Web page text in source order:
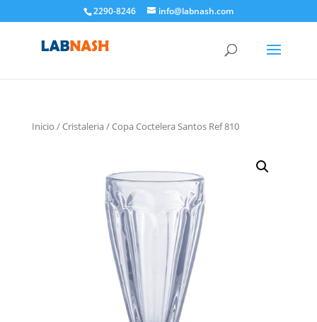
2290-8246 info@labnash.com
Inicio /Cristaleria/ Copa Coctelera Santos Ref 810